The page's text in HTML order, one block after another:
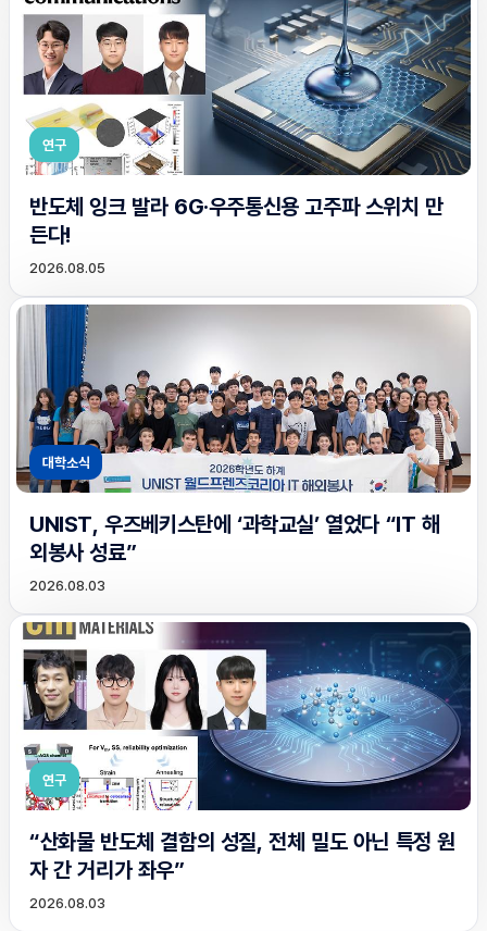
연구
반도체 잉크 발라 6G·우주통신용 고주파 스위치 만
든다!
2026.08.05
대학소식
UNIST, 우즈베키스탄에 ‘과학교실’ 열었다 “IT 해
외봉사 성료”
2026.08.03
연구
“산화물 반도체 결함의 성질, 전체 밀도 아닌 특정 원
자 간 거리가 좌우”
2026.08.03